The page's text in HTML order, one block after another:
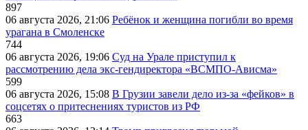
897
06 августа 2026, 21:06 Ребёнок и женщина погибли во время
урагана в Смоленске
744
06 августа 2026, 19:06 Суд на Урале приступил к
рассмотрению дела экс-гендиректора «ВСМПО-Ависма»
599
06 августа 2026, 15:08 В Грузии завели дело из-за «фейков» в
соцсетях о притеснениях туристов из РФ
663